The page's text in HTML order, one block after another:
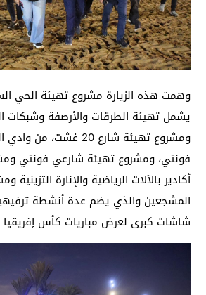
وهمت هذه الزيارة مشروع تهيئة الحي
يشمل تهيئة الطرقات والأرصفة وشبكات
ومشروع تهيئة شارع 20
فونتي، ومشروع تهيئة شارعي فونتي
أكادير بالآلات الرياضية والإنارة
المشجعين والذي يضم عدة أنشطة
شاشات كبرى لعرض مباريات كأس إفريقيا